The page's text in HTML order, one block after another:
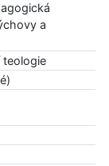
a
teologie